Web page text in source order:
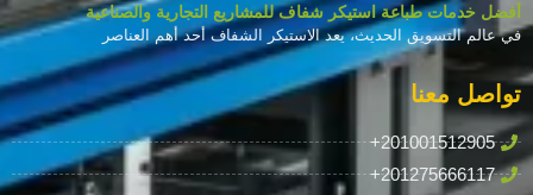
أفضل خدمات طباعة استيكر شفاف للمشاريع التجارية والصناعية
في عالم التسويق الحديث، يعد الاستيكر الشفاف أحد أهم العناصر
تواصل معنا
+201001512905
+201275666117